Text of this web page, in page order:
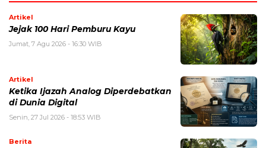
Artikel
Jejak 100 Hari Pemburu Kayu
Jumat, 7 Agu 2026 - 16:30 WIB
Artikel
Ketika Ijazah Analog Diperdebatkan
di Dunia Digital
Senin, 27 Jul 2026 - 18:53 WIB
Berita